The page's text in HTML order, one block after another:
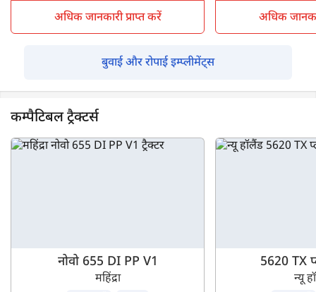
अधिक जानकारी प्राप्त करें अधिक
बुवाई और रोपाई इम्प्लीमेंट्स
कम्पैटिबल ट्रैक्टर्स
नोवो 655 DI PP V1
महिंद्रा
5620 TX
न्यू